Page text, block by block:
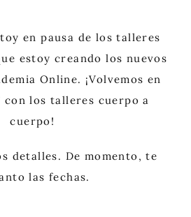
en pausa de los talleres
estoy creando los nuevos
Online. ¡Volvemos en
con los talleres cuerpo a
cuerpo!
detalles. De momento, te
las fechas.